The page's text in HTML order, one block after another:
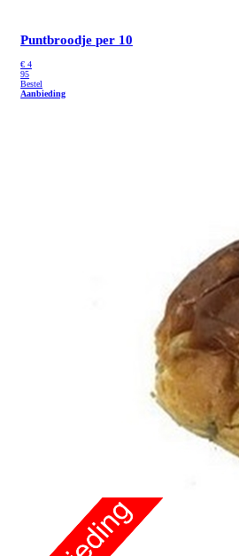
Puntbroodje per 10
€ 4
95
Bestel
Aanbieding